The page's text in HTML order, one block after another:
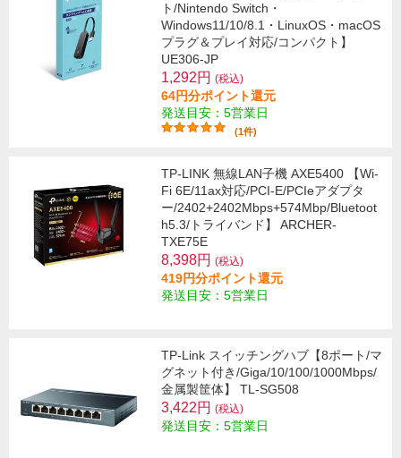
ト/Nintendo Switch・
Windows11/10/8.1・LinuxOS・macOS
プラグ＆プレイ対応/コンパクト】
UE306-JP
1,292円 (税込)
64円分ポイント還元
発送目安：5営業日
(1件)
TP-LINK 無線LAN子機 AXE5400 【Wi-
Fi 6E/11ax対応/PCI-E/PCIeアダプタ
ー/2402+2402Mbps+574Mbp/Bluetoot
h5.3/トライバンド】 ARCHER-
TXE75E
8,398円 (税込)
419円分ポイント還元
発送目安：5営業日
TP-Link スイッチングハブ【8ポート/マ
グネット付き/Giga/10/100/1000Mbps/
金属製筐体】 TL-SG508
3,422円 (税込)
発送目安：5営業日